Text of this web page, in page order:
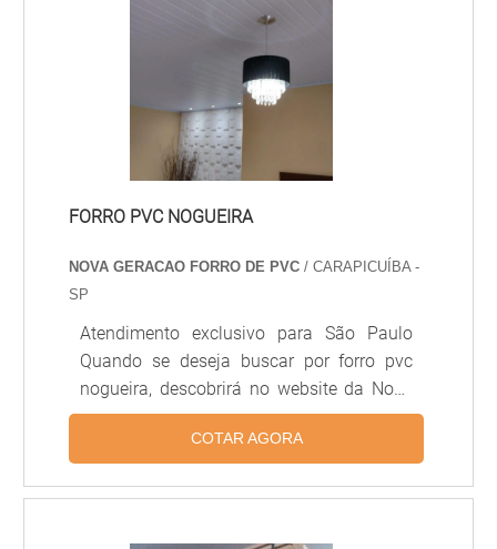
FORRO PVC NOGUEIRA
NOVA GERACAO FORRO DE PVC / CARAPICUÍBA -
SP
Atendimento exclusivo para São Paulo
Quando se deseja buscar por forro pvc
nogueira, descobrirá no website da Nova
Geração forros PVC. Realizando uma
cotação na maior especialista do
qualidade e custo benefício. Quando a
COTAR AGORA